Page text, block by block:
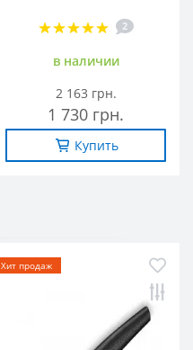
2
в наличии
2 163 грн.
1 730 грн.
Купить
Хит продаж